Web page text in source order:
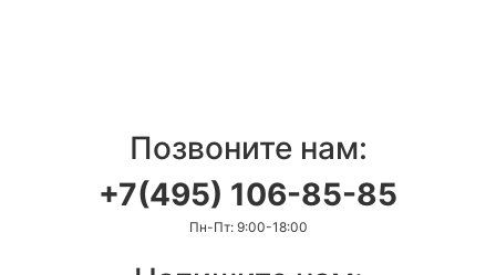
Позвоните нам:
+7(495) 106-85-85
Пн-Пт: 9:00-18:00